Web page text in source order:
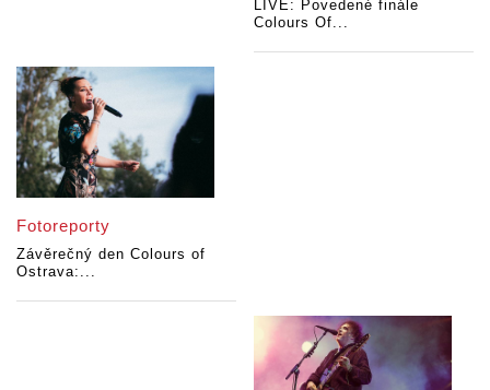
LIVE: Povedené finále
Colours Of...
Fotoreporty
Závěrečný den Colours of
Ostrava:...